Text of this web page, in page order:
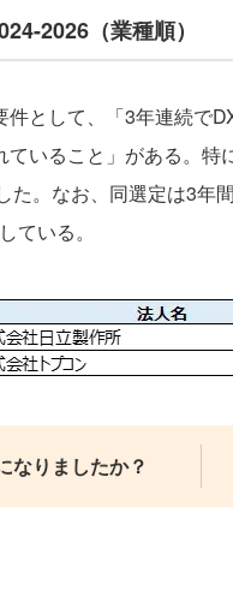
2026（業種順）
として、「3年連続で
ていること」がある。
た。なお、同選定は3年
ている。
なりましたか？